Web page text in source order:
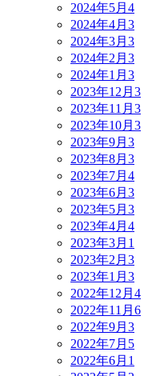
2024年5月 4
2024年4月 3
2024年3月 3
2024年2月 3
2024年1月 3
2023年12月 3
2023年11月 3
2023年10月 3
2023年9月 3
2023年8月 3
2023年7月 4
2023年6月 3
2023年5月 3
2023年4月 4
2023年3月 1
2023年2月 3
2023年1月 3
2022年12月 4
2022年11月 6
2022年9月 3
2022年7月 5
2022年6月 1